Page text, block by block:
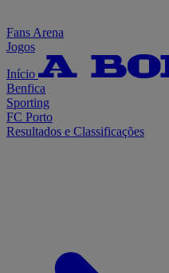
Fans Arena
Jogos
Início
Benfica
Sporting
FC Porto
Resultados e Classificações